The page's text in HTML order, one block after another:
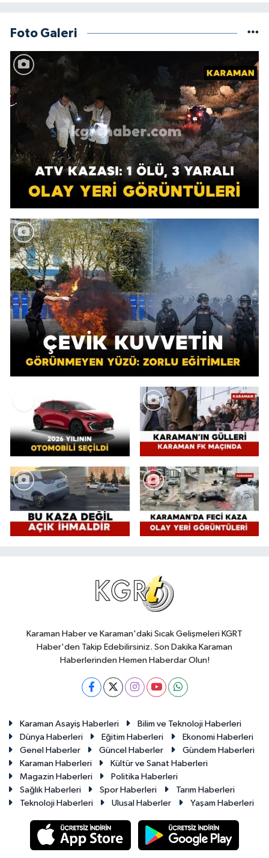
Foto Galeri
Karaman Haber ve Karaman'daki Sıcak Gelişmeleri KGRT
Haber'den Takip Edebilirsiniz. Son Dakika Karaman
Haberlerinden Hemen Haberdar Olun!
Karaman Asayiş Haberleri
Bilim ve Teknoloji Haberleri
Dünya Haberleri
Eğitim Haberleri
Ekonomi Haberleri
Genel Haberler
Güncel Haberler
Gündem Haberleri
Karaman Haberleri
Kültür ve Sanat Haberleri
Magazin Haberleri
Politika Haberleri
Sağlık Haberleri
Spor Haberleri
Tarım Haberleri
Teknoloji Haberleri
Ulusal Haberler Yaşam Haberleri